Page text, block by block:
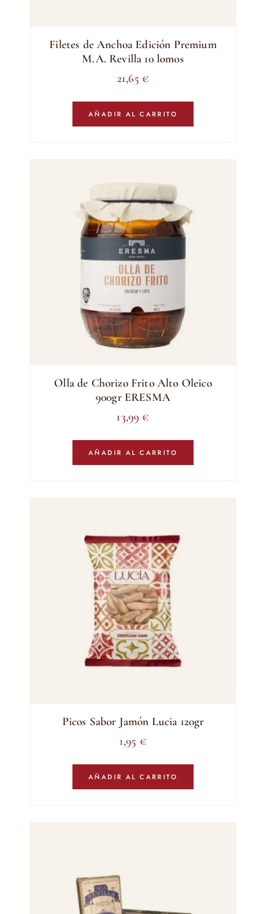
Filetes de Anchoa Edición Premium
M.A. Revilla 10 lomos
21,65 €
AÑADIR AL CARRITO
Olla de Chorizo Frito Alto Oleico
900gr ERESMA
13,99 €
AÑADIR AL CARRITO
Picos Sabor Jamón Lucia 120gr
1,95 €
AÑADIR AL CARRITO